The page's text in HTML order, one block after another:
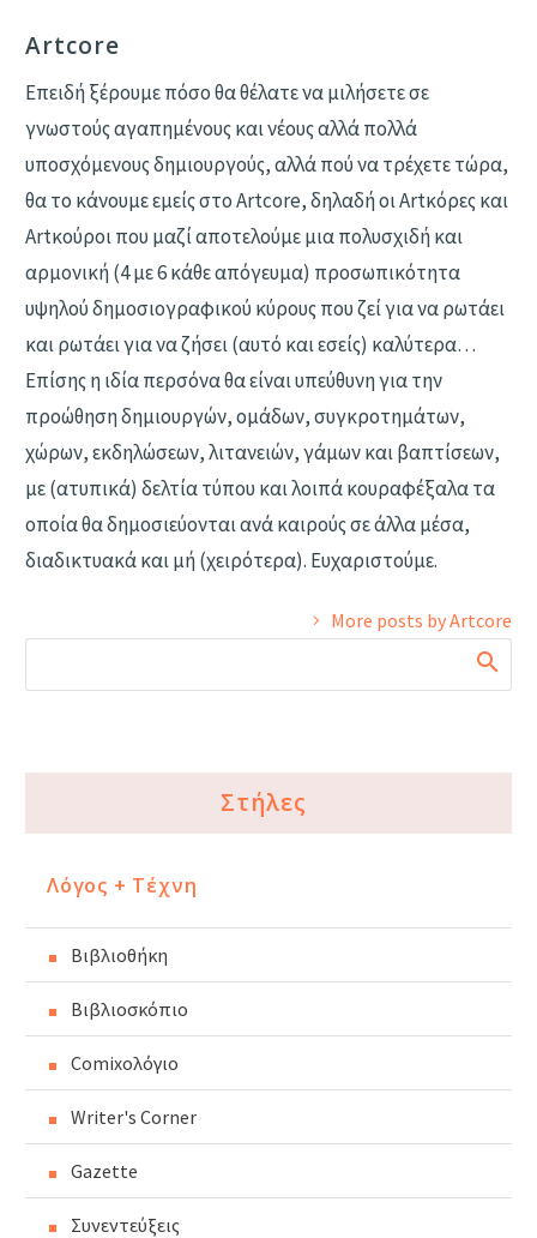
Artcore
Επειδή ξέρουμε πόσο θα θέλατε να μιλήσετε σε
γνωστούς αγαπημένους και νέους αλλά πολλά
υποσχόμενους δημιουργούς, αλλά πού να τρέχετε τώρα,
θα το κάνουμε εμείς στο Artcore, δηλαδή οι Αrtκόρες και
Artκούροι που μαζί αποτελούμε μια πολυσχιδή και
αρμονική (4 με 6 κάθε απόγευμα) προσωπικότητα
υψηλού δημοσιογραφικού κύρους που ζεί για να ρωτάει
και ρωτάει για να ζήσει (αυτό και εσείς) καλύτερα…
Επίσης η ιδία περσόνα θα είναι υπεύθυνη για την
προώθηση δημιουργών, ομάδων, συγκροτημάτων,
χώρων, εκδηλώσεων, λιτανειών, γάμων και βαπτίσεων,
με (ατυπικά) δελτία τύπου και λοιπά κουραφέξαλα τα
οποία θα δημοσιεύονται ανά καιρούς σε άλλα μέσα,
διαδικτυακά και μή (χειρότερα). Ευχαριστούμε.
More posts by Artcore
Στήλες
Λόγος + Τέχνη
Βιβλιοθήκη
Βιβλιοσκόπιο
Comixoλόγιο
Writer's Corner
Gazette
Συνεντεύξεις